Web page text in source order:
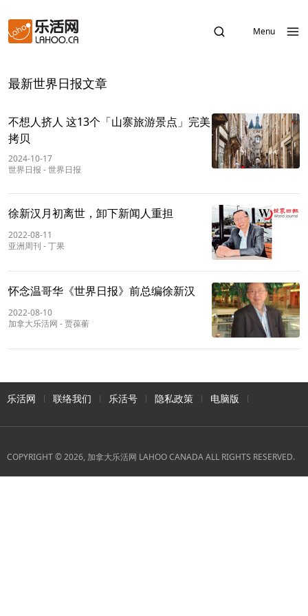
Menu
最新世界日报文章
不想人挤人 这13个「山寨旅游景点」完美
拷贝
2024-10-17
世界日报 -世界日报
徐新汉月初离世，卸下新闻人重担
2022-08-11
亚洲周刊 -丁果
怀念温哥华《世界日报》前总编徐新汉
2022-08-10
加拿大乐活网 -贾葆蘅
乐活网 联络我们 乐活号 隐私政策 电脑版
COPYRIGHT © 2026, 加拿大乐活网 LAHOO CANADA ALL RIGHTS RESERVED.